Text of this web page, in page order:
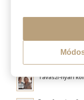
Hővédelem
Fluffy hair és a
Tavaszi-nyári